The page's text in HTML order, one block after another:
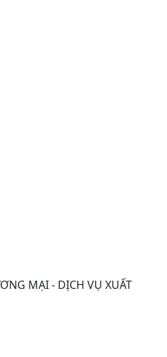
MẠI - DỊCH VỤ XUẤT